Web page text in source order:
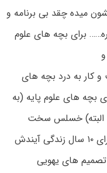
میده چقد بی برنامه و
برای بچه های علوم
کار به درد بچه های
بچه های علوم پایه (به
البته) خسلس سخت
خواهد بود . میگن آدم موفق کسیه که برای ۱۰ سال زندگی آیندش
تصمیم های یهویی